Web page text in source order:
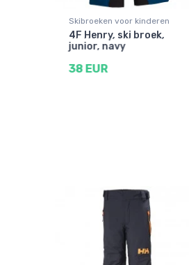
Skibroeken voor kinderen
4F Henry, ski broek,
junior, navy
38 EUR